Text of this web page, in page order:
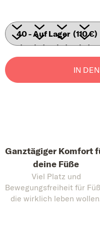
IN
Ganztägiger Komfort
deine Füße
Viel Platz und
Bewegungsfreiheit für
die wirklich leben